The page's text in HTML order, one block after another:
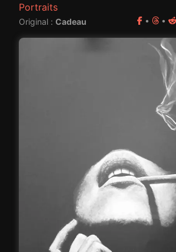
Portraits
Original : Cadeau • •